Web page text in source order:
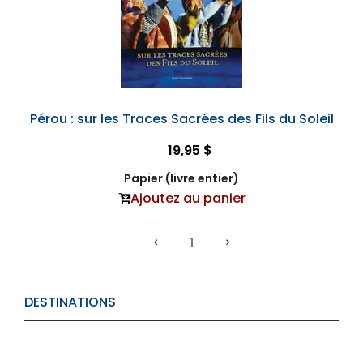
DESTINATIONS
Pérou : sur les Traces Sacrées des Fils du Soleil
19,95 $
Papier (livre entier)
Ajoutez au panier
1